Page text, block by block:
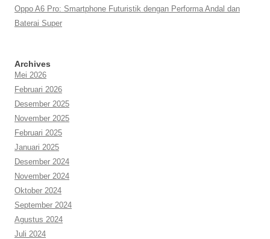
Oppo A6 Pro: Smartphone Futuristik dengan Performa Andal dan
Baterai Super
Archives
Mei 2026
Februari 2026
Desember 2025
November 2025
Februari 2025
Januari 2025
Desember 2024
November 2024
Oktober 2024
September 2024
Agustus 2024
Juli 2024